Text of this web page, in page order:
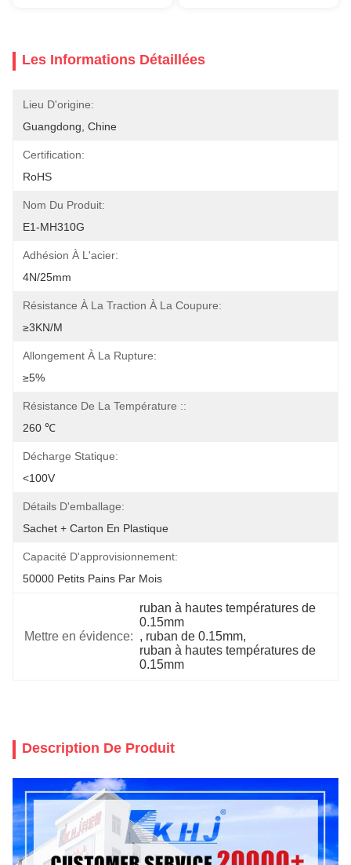
Les Informations Détaillées
Lieu D'origine:
Guangdong, Chine
Certification:
RoHS
Nom Du Produit:
E1-MH310G
Adhésion À L'acier:
4N/25mm
Résistance À La Traction À La Coupure:
≥3KN/M
Allongement À La Rupture:
≥5%
Résistance De La Température ::
260 ℃
Décharge Statique:
<100V
Détails D'emballage:
Sachet + Carton En Plastique
Capacité D'approvisionnement:
50000 Petits Pains Par Mois
Mettre en évidence:
ruban à hautes températures de
0.15mm
, ruban de 0.15mm,
ruban à hautes températures de
0.15mm
Description De Produit